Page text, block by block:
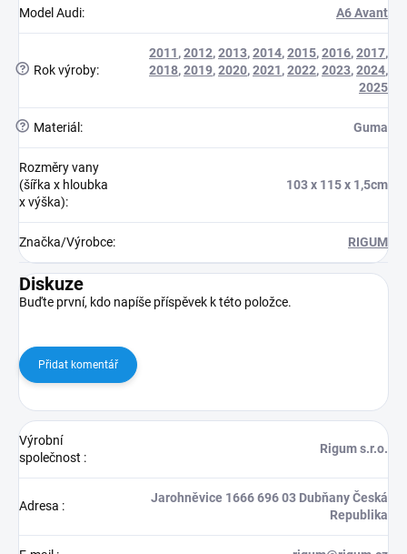
Model Audi: A6 Avant
? Rok výroby:
2011,2012,2013,2014,2015,2016,2017,
2018,2019,2020,2021,2022,2023,2024,
2025
? Materiál : Guma
Rozměry vany
(šířka x hloubka
x výška):
103 x 115 x 1,5cm
Značka/Výrobce: RIGUM
Diskuze
Buďte první, kdo napíše příspěvek k této položce.
Přidat komentář
Výrobní
společnost :
Rigum s.r.o.
Adresa :
Jarohněvice 1666 696 03 Dubňany Česká
Republika